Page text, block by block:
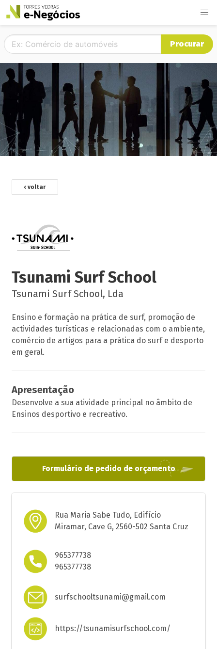
Procurar
‹ voltar
Tsunami Surf School
Tsunami Surf School, Lda
Ensino e formação na prática de surf, promoção de
actividades turísticas e relacionadas com o ambiente,
comércio de artigos para a prática do surf e desporto
em geral.
Apresentação
Desenvolve a sua atividade principal no âmbito de
Ensinos desportivo e recreativo.
Formulário de pedido de orçamento
Rua Maria Sabe Tudo, Edifício
Miramar, Cave G, 2560-502 Santa Cruz
965377738
965377738
surfschooltsunami@gmail.com
https://tsunamisurfschool.com/